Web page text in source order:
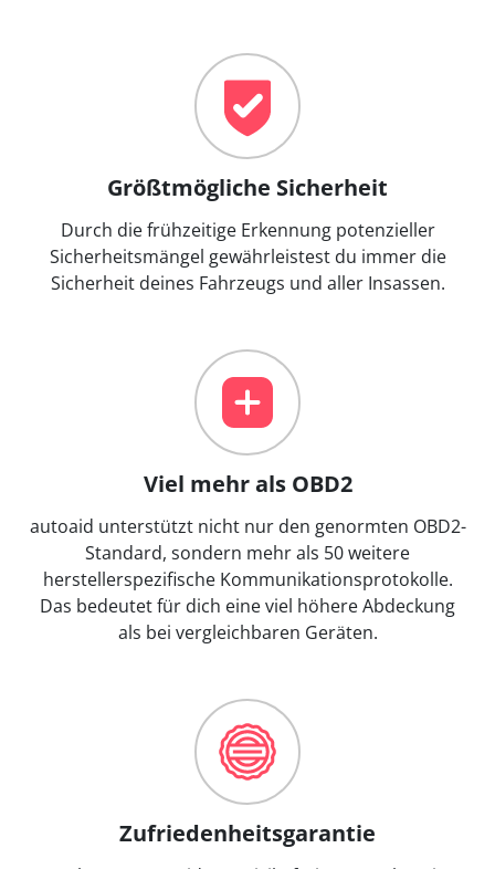
Größtmögliche Sicherheit
Durch die frühzeitige Erkennung potenzieller
Sicherheitsmängel gewährleistest du immer die
Sicherheit deines Fahrzeugs und aller Insassen.
Viel mehr als OBD2
autoaid unterstützt nicht nur den genormten OBD2-
Standard, sondern mehr als 50 weitere
herstellerspezifische Kommunikationsprotokolle.
Das bedeutet für dich eine viel höhere Abdeckung
als bei vergleichbaren Geräten.
Zufriedenheitsgarantie